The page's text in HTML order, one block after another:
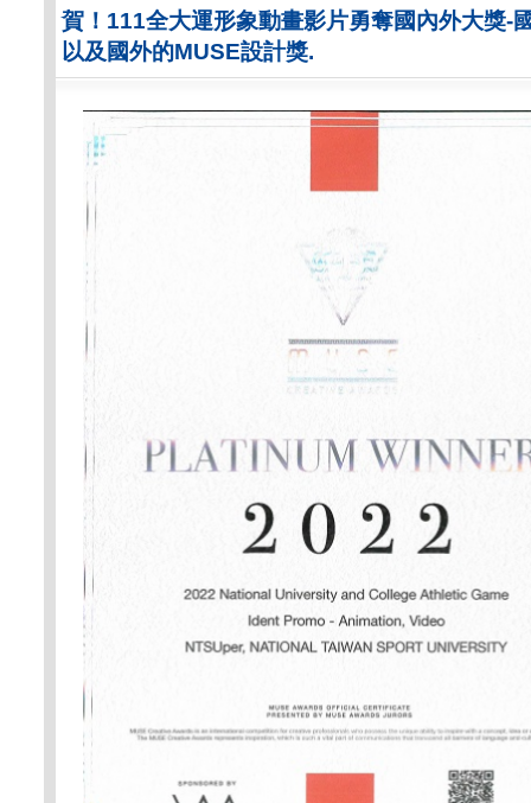
賀！111全大運形象動畫影片勇奪國內外大獎-
以及國外的MUSE設計獎.